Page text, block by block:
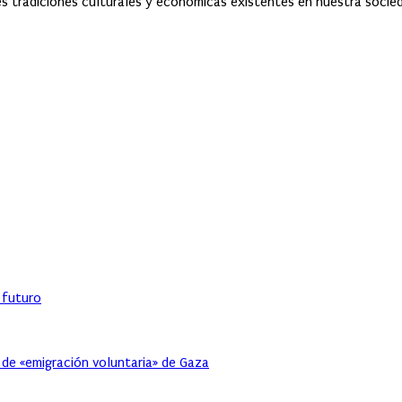
futuro
«emigración voluntaria» de Gaza